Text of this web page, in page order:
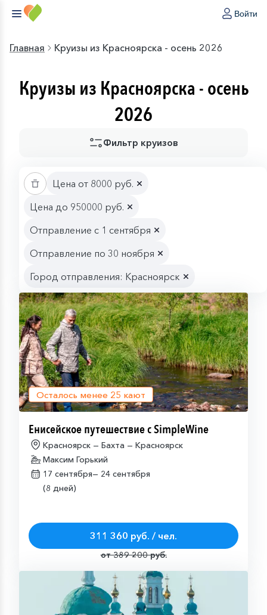
Войти
Главная Круизы из Красноярска - осень 2026
Круизы из Красноярска - осень
2026
Фильтр круизов
Цена от 8000 руб.
Цена до 950000 руб.
Отправление с 1 сентября
Отправление по 30 ноября
Город отправления: Красноярск
Осталось менее 25 кают
Енисейское путешествие с SimpleWine
Красноярск — Бахта — Красноярск
Максим Горький
17 сентября— 24 сентября
(8 дней)
311 360 руб. / чел.
от 389 200 руб.